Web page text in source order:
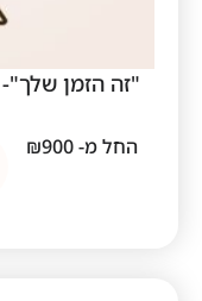
"זה הזמן
החל מ- ₪900